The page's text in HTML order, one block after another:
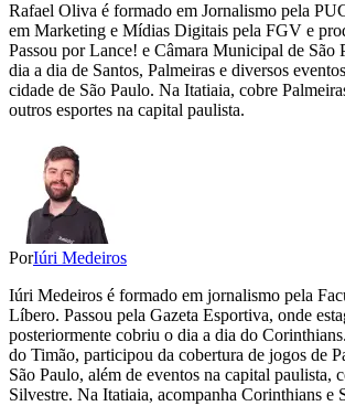
Rafael Oliva é formado em Jornalismo pela
em Marketing e Mídias Digitais pela FGV e
Passou por Lance! e Câmara Municipal de São
dia a dia de Santos, Palmeiras e diversos
cidade de São Paulo. Na Itatiaia, cobre
outros esportes na capital paulista.
PorIúri Medeiros
Iúri Medeiros é formado em jornalismo pela
Líbero. Passou pela Gazeta Esportiva, onde
posteriormente cobriu o dia a dia do
do Timão, participou da cobertura de jogos de
São Paulo, além de eventos na capital paulista,
Silvestre. Na Itatiaia, acompanha Corinthians e